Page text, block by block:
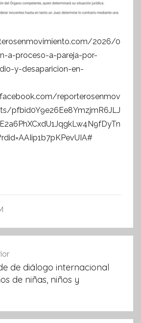
2026/0
a-proceso-a-pareja-por-
y-desaparicion-en-
reporterosenmov
pfbid0Y9e26Ee8YmzjmR6JLJ
de diálogo internacional
de niñas, niños y